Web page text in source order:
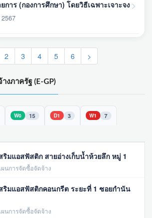
การ (กองการศึกษา) โดยวิธีเฉพาะเจาะจง
2 3 4 5 6 >
งภาครัฐ (E-GP)
W0 15 D1 3 W1 7
ริมแอสฟัสติก สายอ่างเก็บน้ำห้วยลึก หมู่ 1
นการจัดซื้อจัดจ้าง
ริมแอสฟัสติกคอนกรีต ระยะที่ 1 ซอยกำนัน
นการจัดซื้อจัดจ้าง